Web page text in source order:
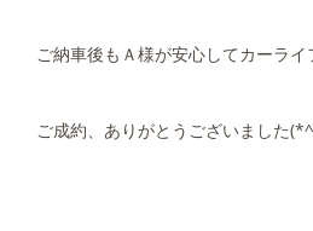
ご納車後もＡ様が安心してカーラ
ご成約、ありがとうございました